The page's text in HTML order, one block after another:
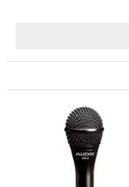
zur Benutzung mit
unter dem Punkt
im Lieferumfang
ermöglicht eine
Instrument
geschützt